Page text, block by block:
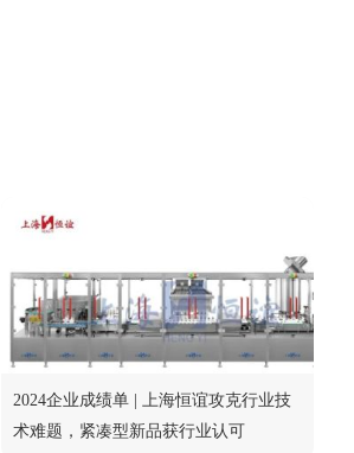
2024企业成绩单 | 上海恒谊攻克行业技
术难题，紧凑型新品获行业认可